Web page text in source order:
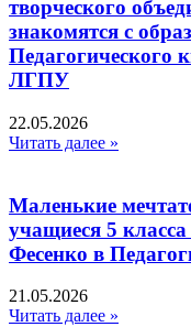
творческого
знакомятся с
ЛГПУ
22.05.2026
Читать далее »
Маленькие
учащиеся 5
Фесенко в
21.05.2026
Читать далее »